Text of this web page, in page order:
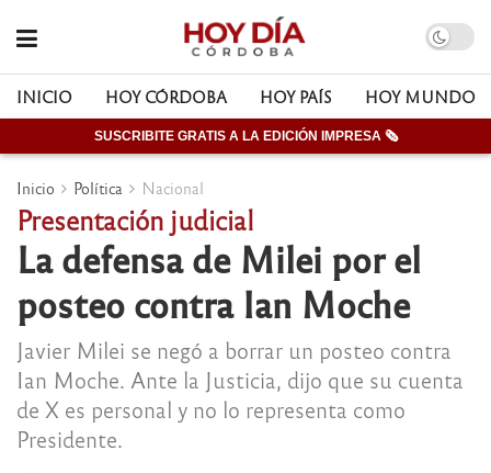
INICIO HOY CÓRDOBA HOY PAÍS HOY MUNDO
SUSCRIBITE GRATIS A LA EDICIÓN IMPRESA 🗞
Inicio Política Nacional
Presentación judicial
La defensa de Milei por el
posteo contra Ian Moche
Javier Milei se negó a borrar un posteo contra
Ian Moche. Ante la Justicia, dijo que su cuenta
de X es personal y no lo representa como
Presidente.